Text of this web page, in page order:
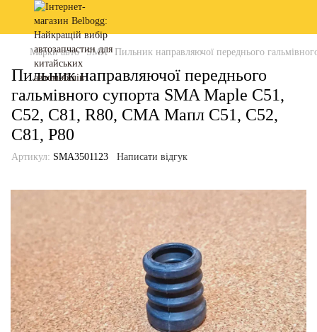
Марки авто SMA Пильник направляючої переднього
Пильник направляючої переднього
гальмівного супорта SMA Maple C51,
C52, C81, R80, СМА Мапл С51, С52,
С81, Р80
Артикул: SMA3501123 Написати відгук